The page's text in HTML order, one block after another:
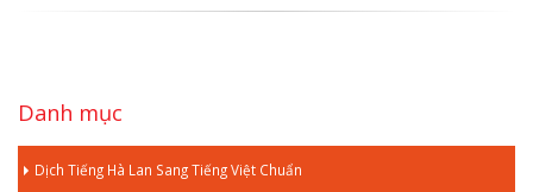
Danh mục
Dịch Tiếng Hà Lan Sang Tiếng Việt Chuẩn